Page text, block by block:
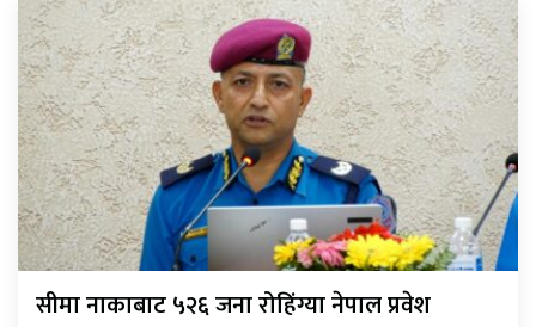
सीमा नाकाबाट ५२६ जना रोहिंग्या नेपाल प्रवेश